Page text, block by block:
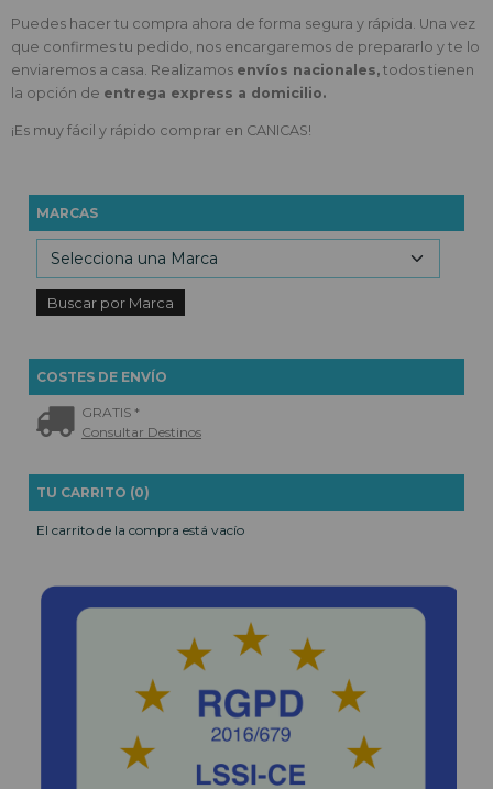
MARCAS
COSTES DE ENVÍO
GRATIS *
Consultar Destinos
TU CARRITO (0)
El carrito de la compra está vacío
Puedes hacer tu compra ahora de forma segura y rápida. Una vez
que confirmes tu pedido, nos encargaremos de prepararlo y te lo
enviaremos a casa. Realizamos envíos nacionales, todos tienen
la opción de entrega express a domicilio.
¡Es muy fácil y rápido comprar en CANICAS!